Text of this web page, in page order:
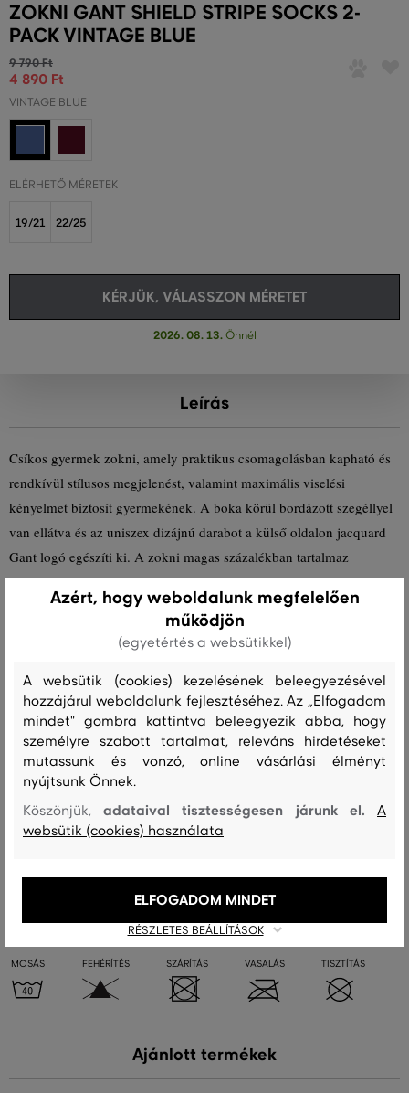
ZOKNI GANT SHIELD STRIPE SOCKS 2-
PACK VINTAGE BLUE
9 790 Ft
4 890 Ft
VINTAGE BLUE
ELÉRHETŐ MÉRETEK
19/21 22/25
KÉRJÜK, VÁLASSZON MÉRETET
2026. 08. 13.Önnél
Leírás
Csíkos gyermek zokni, amely praktikus csomagolásban kapható és
rendkívül stílusos megjelenést, valamint maximális viselési
kényelmet biztosít gyermekének. A boka körül bordázott szegéllyel
van ellátva és az uniszex dizájnú darabot a külső oldalon jacquard
Gant logó egészíti ki. A zokni magas százalékban tartalmaz
prémium minőségű pamutot, így anyagösszetételének köszönhetően
rendkívül kényelmes, könnyű és rugalmas. A csomag két párt
tartalmaz, amelyek különböző mintájúak.
Szezon: FW24 Termék kódja896024-624-GC-442
Összetétel
felső anyag
PAMUT
73 %
POLIAMID
24 %
ELASZTÁN
2 %
POLIÉSZTER
Kezelési útmutató
MOSÁS FEHÉRÍTÉS SZÁRÍTÁS VASALÁS TISZTÍTÁS
Ajánlott termékek
Azért, hogy weboldalunk megfelelően
működjön
(egyetértés a websütikkel)
A websütik (cookies) kezelésének beleegyezésével
hozzájárul weboldalunk fejlesztéséhez. Az „Elfogadom
mindet" gombra kattintva beleegyezik abba, hogy
személyre szabott tartalmat, releváns hirdetéseket
mutassunk és vonzó, online vásárlási élményt
nyújtsunk Önnek.
Köszönjük,adataival tisztességesen járunk el.A
websütik (cookies) használata
RÉSZLETES BEÁLLÍTÁSOK
ELFOGADOM MINDET